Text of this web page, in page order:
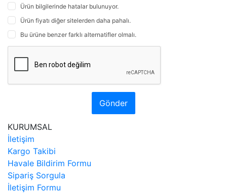
Ürün bilgilerinde hatalar bulunuyor.
Ürün fiyatı diğer sitelerden daha pahalı.
Bu ürüne benzer farklı alternatifler olmalı.
Gönder
KURUMSAL
İletişim
Kargo Takibi
Havale Bildirim Formu
Sipariş Sorgula
İletişim Formu